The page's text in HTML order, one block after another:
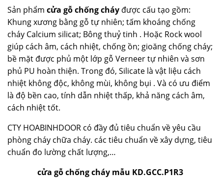
Sản phẩm cửa gỗ chống cháy được cấu tạo gồm:
Khung xương bằng gỗ tự nhiên; tấm khoáng chống
cháy Calcium silicat; Bông thuỷ tinh . Hoặc Rock wool
giúp cách âm, cách nhiệt, chống ồn; gioăng chống cháy;
bề mặt được phủ một lớp gỗ Verneer tự nhiên và sơn
phủ PU hoàn thiện. Trong đó, Silicate là vật liệu cách
nhiệt không độc, không mùi, không bụi . Và có ưu điểm
là độ bền cao, tính dẫn nhiệt thấp, khả năng cách âm,
cách nhiệt tốt.
CTY HOABINHDOOR có đầy đủ tiêu chuẩn về yêu cầu
phòng cháy chữa cháy. các tiêu chuẩn về xây dựng, tiêu
chuẩn đo lường chất lượng,…
cửa gỗ chống cháy mẫu KD.GCC.P1R3